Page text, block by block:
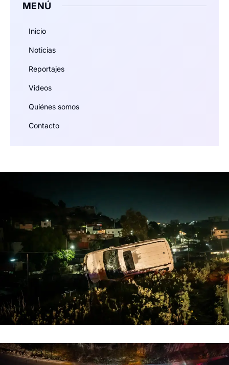
MENÚ
Inicio
Noticias
Reportajes
Videos
Quiénes somos
Contacto